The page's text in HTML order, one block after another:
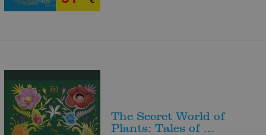
The Secret World of
Plants: Tales of ...